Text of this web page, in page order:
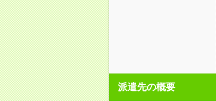
派遣先の概要